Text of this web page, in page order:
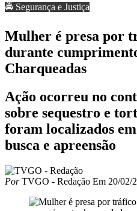
🚔 Segurança e Justiça
Mulher é presa por
durante
Charqueadas
Ação ocorreu no
sobre sequestro e
foram localizados
busca e apreensão
PorTVGO - Redação Em 20/02/